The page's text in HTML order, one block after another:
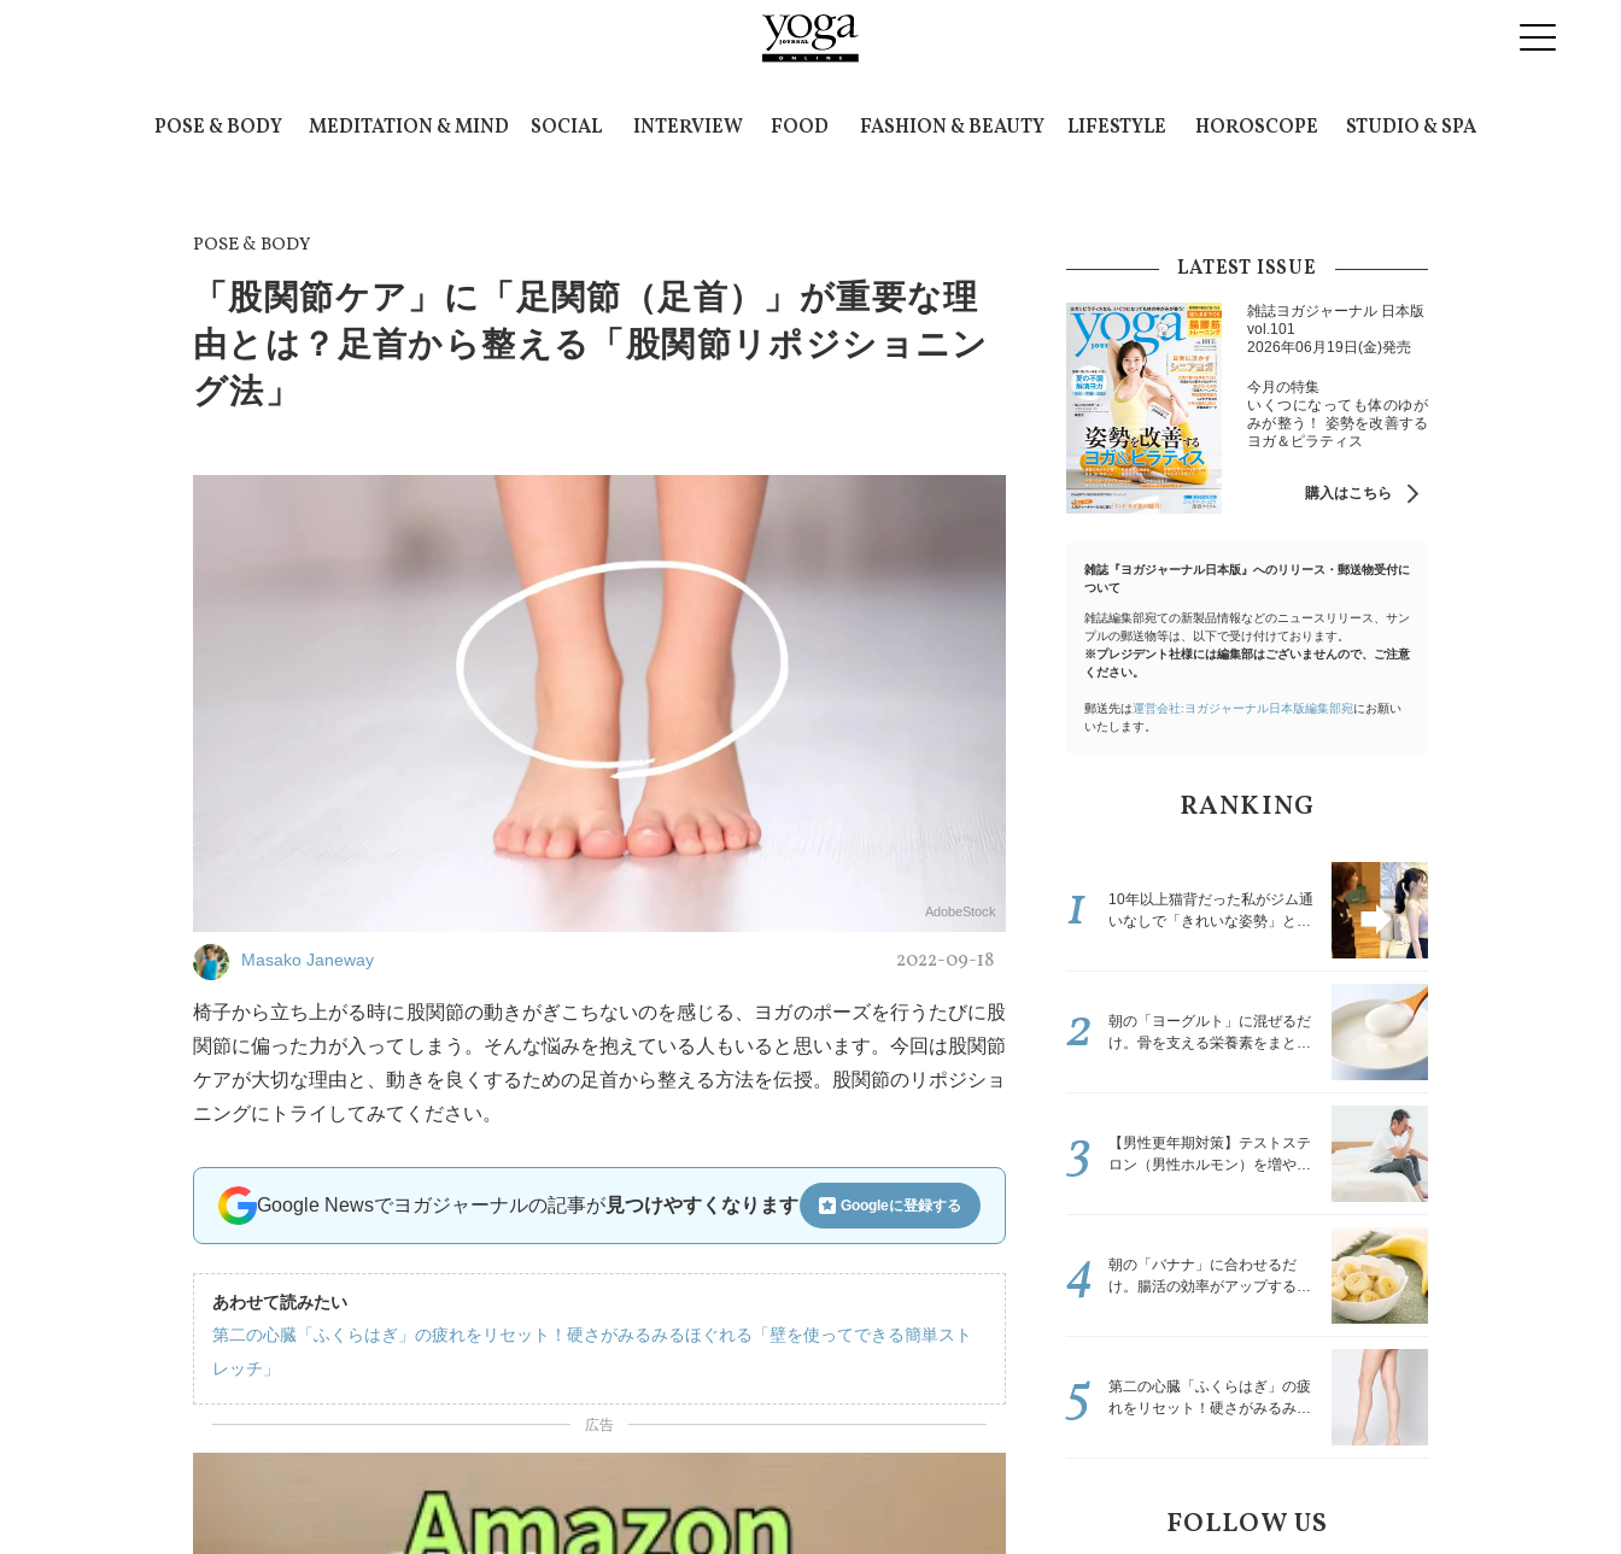
POSE & BODY MEDITATION & MIND SOCIAL INTERVIEW FOOD FASHION & BEAUTY LIFESTYLE HOROSCOPE STUDIO & SPA
POSE & BODY
「股関節ケア」に「足関節（足首）」が重要な理
由とは？足首から整える「股関節リポジショニン
グ法」
AdobeStock
Masako Janeway 2022-09-18
椅子から立ち上がる時に股関節の動きがぎこちないのを感じる、ヨガのポーズを行うたびに股
関節に偏った力が入ってしまう。そんな悩みを抱えている人もいると思います。今回は股関節
ケアが大切な理由と、動きを良くするための足首から整える方法を伝授。股関節のリポジショ
ニングにトライしてみてください。
Google Newsでヨガジャーナルの記事が見つけやすくなります Googleに登録する
あわせて読みたい
第二の心臓「ふくらはぎ」の疲れをリセット！硬さがみるみるほぐれる「壁を使ってできる簡単スト
レッチ」
広告
LATEST ISSUE
雑誌ヨガジャーナル 日本版
vol.101
2026年06月19日(金)発売
今月の特集
いくつになっても体のゆが
みが整う！ 姿勢を改善する
ヨガ＆ピラティス
購入はこちら
雑誌『ヨガジャーナル日本版』へのリリース・郵送物受付に
ついて
雑誌編集部宛ての新製品情報などのニュースリリース、サン
プルの郵送物等は、以下で受け付けております。
※プレジデント社様には編集部はございませんので、ご注意
ください。
郵送先は運営会社:ヨガジャーナル日本版編集部宛にお願い
いたします。
RANKING
10年以上猫背だった私がジム通
いなしで「きれいな姿勢」と褒
1
朝の「ヨーグルト」に混ぜるだ
け。骨を支える栄養素をまとめ
2
【男性更年期対策】テストステ
ロン（男性ホルモン）を増やす
3
朝の「バナナ」に合わせるだ
け。腸活の効率がアップする食
4
第二の心臓「ふくらはぎ」の疲
れをリセット！硬さがみるみる
5
FOLLOW US